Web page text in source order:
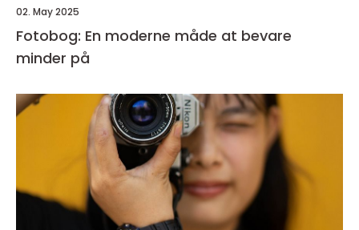
02. May 2025
Fotobog: En moderne måde at bevare
minder på